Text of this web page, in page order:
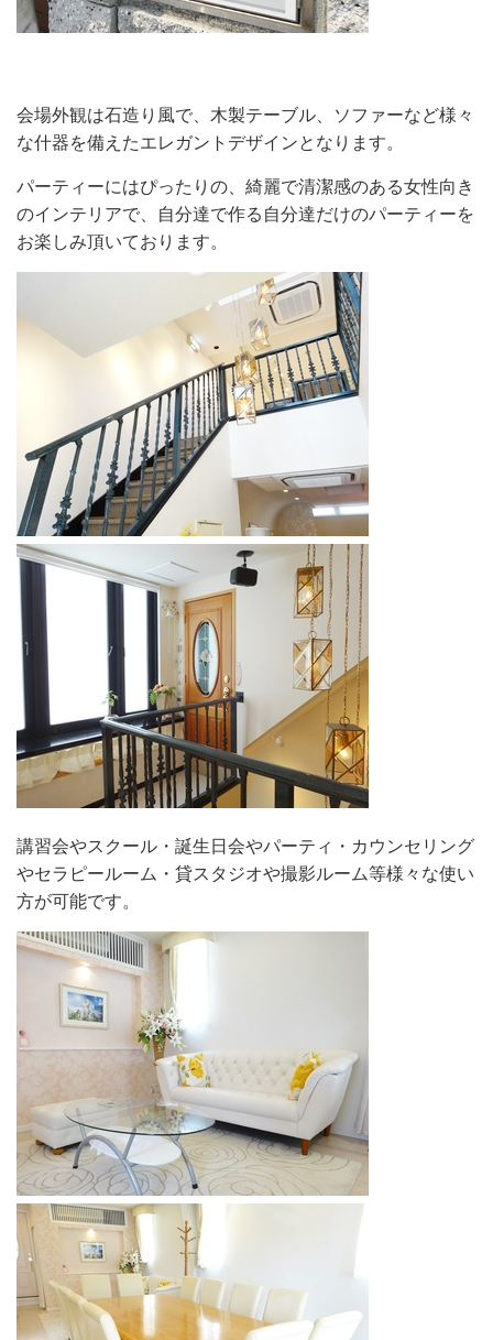
会場外観は石造り風で、木製テーブル、ソファーなど様々
な什器を備えたエレガントデザインとなります。
パーティーにはぴったりの、綺麗で清潔感のある女性向き
のインテリアで、自分達で作る自分達だけのパーティーを
お楽しみ頂いております。
講習会やスクール・誕生日会やパーティ・カウンセリング
やセラピールーム・貸スタジオや撮影ルーム等様々な使い
方が可能です。